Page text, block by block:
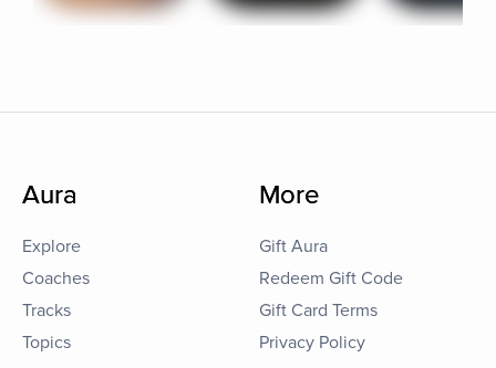
Aura
Explore
Coaches
Tracks
Topics
More
Gift Aura
Redeem Gift Code
Gift Card Terms
Privacy Policy